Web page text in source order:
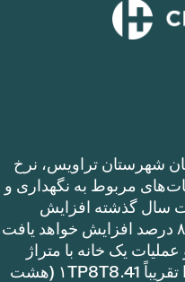
شهرستان تراویس، نرخ
مربوط به نگهداری و
سال گذشته افزایش
می‌دهد. این نرخ مالیات عملاً ۸ درصد افزایش خواهد یافت
یک خانه با متراژ
۱TP8T100,000 متر مربع را تقریباً ۱TP8T8.41 (هشت